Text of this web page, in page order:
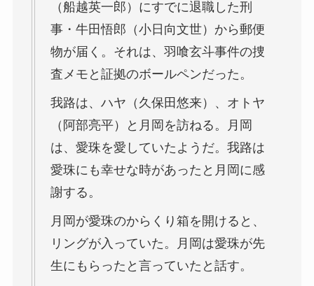
（船越英一郎）にすでに退職した刑
事・牛田悟郎（小日向文世）から郵便
物が届く。それは、羽喰玄斗事件の捜
査メモと証拠のボールペンだった。
我路は、ハヤ（久保田悠来）、オトヤ
（阿部亮平）と月岡を訪ねる。月岡
は、愛珠を愛していたようだ。我路は
愛珠にも幸せな時があったと月岡に感
謝する。
月岡が愛珠のからくり箱を開けると、
リングが入っていた。月岡は愛珠が先
生にもらったと言っていたと話す。